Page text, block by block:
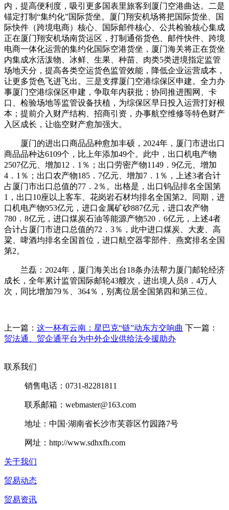
内，提高便利度，吸引更多国表里旅客到厦门空港曲达。二是
锚定打制“集约化”国际货坐。厦门翔安机场将把国际货坐、国
际快件（跨境电商）核心、国际邮件核心、公共检验核心集成
正在厦门翔安机场南货运区，打制通俗货色、邮件快件、跨境
电商一体化运营的集约化国际空港货坐，厦门海关将正在货坐
内集成水活泼物、冰鲜、生果、种苗、肉类5类进境指定监管
场地天分，提高各类空运货色监管效能，降低企业运营成本，
让更多货色飞进飞出。三是支撑厦门空港综保区申建。全力办
事厦门空港综保区申建，争取年内获批；协同推进围网、卡
口、检验场地等监管设备扶植，为综保区早日投入运营打好根
本；提前介入财产结构、招商引资，办事航空维修等特色财产
入区成长，让临空财产愈加强大。
厦门的进出口商品品种愈加丰硕，2024年，厦门市进出口
商品品种达6109个，比上年添加49个。此中，出口机电产物
2507亿元、增加12．1％；出口劳密产物1149．9亿元、增加
4．1％；出口农产物185．7亿元、增加7．1％，上述3者合计
占厦门市出口总值的77．2％。出格是，出口钨品排名全国第
1，出口10座以上客车、花岗岩石材均排名全国第2。同期，进
口机电产物953亿元，进口金属矿砂887亿元，进口农产物
780．8亿元，进口煤炭石油等能源产物520．6亿元，上述4者
合计占厦门市进口总值的72．3％，此中进口煤炭、大麦、高
粱、啤酒均排名全国首位，进口航空器零部件、燕窝排名全国
第2。
兰磊：2024年，厦门海关出台18条办法帮力厦门邮轮经济
成长，全年累计监管国际邮轮43艘次，进出境人员8．4万人
次，同比增加79％、364％，别离位居全国第四和第三位。
上一篇： 这一杯有云南：星巴克“链”动东方交响曲 下一篇：
贸法通、贸企通平台为中外企业供给法令援助办
联系我们
销售电话：0731-82281811
联系邮箱：webmaster@163.com
地址：中国·湖南省长沙市芙蓉区竹园路7号
网址：http://www.sdhxfh.com
关于我们
贸易动态
贸易资讯